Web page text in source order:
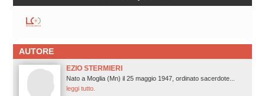
AUTORE
EZIO STERMIERI
Nato a Moglia (Mn) il 25 maggio 1947, ordinato sacerdote...
leggi tutto.